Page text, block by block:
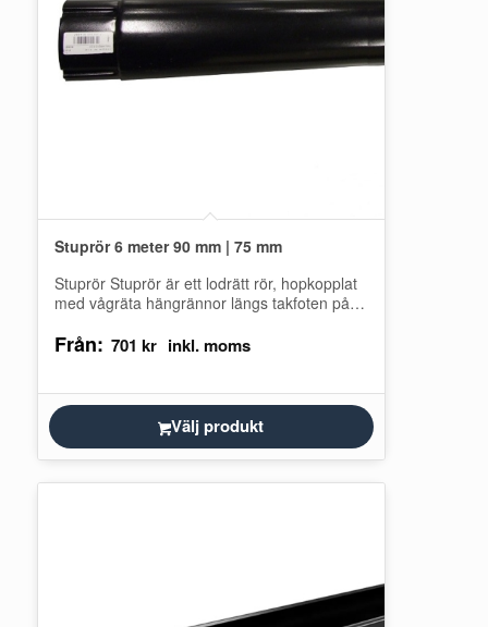
Stuprör 6 meter 90 mm | 75 mm
Stuprör Stuprör är ett lodrätt rör, hopkopplat
med vågräta hängrännor längs takfoten på
regnvatten-…
Från: 701 kr
Välj produkt